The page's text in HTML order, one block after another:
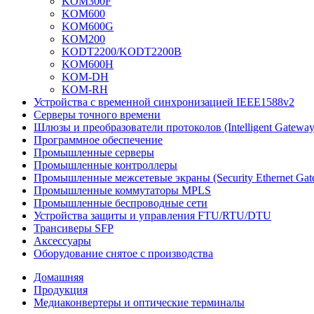
KOM600
KOM600G
KOM200
KODT2200/KODT2200B
KOM600H
KOM-DH
KOM-RH
Устройства с временной синхронизацией IEEE1588v2
Серверы точного времени
Шлюзы и преобразователи протоколов (Intelligent
Программное обеспечение
Промышленные серверы
Промышленные контроллеры
Промышленные межсетевые экраны (Security Ethernet
Промышленные коммутаторы MPLS
Промышленные беспроводные сети
Устройства защиты и управления FTU/RTU/DTU
Трансиверы SFP
Аксессуары
Оборудование снятое с производства
Домашняя
Продукция
Медиаконвертеры и оптические терминалы